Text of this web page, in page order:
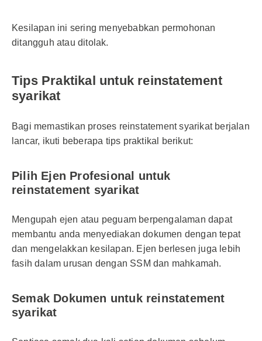
Kesilapan ini sering menyebabkan permohonan
ditangguh atau ditolak.
Tips Praktikal untuk reinstatement
syarikat
Bagi memastikan proses reinstatement syarikat berjalan
lancar, ikuti beberapa tips praktikal berikut:
Pilih Ejen Profesional untuk
reinstatement syarikat
Mengupah ejen atau peguam berpengalaman dapat
membantu anda menyediakan dokumen dengan tepat
dan mengelakkan kesilapan. Ejen berlesen juga lebih
fasih dalam urusan dengan SSM dan mahkamah.
Semak Dokumen untuk reinstatement
syarikat